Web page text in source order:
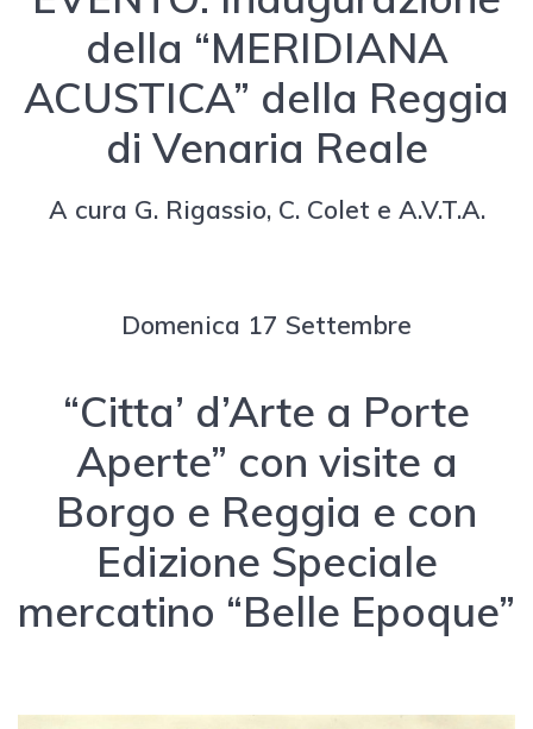
della “MERIDIANA
ACUSTICA” della Reggia
di Venaria Reale
A cura G. Rigassio, C. Colet e A.V.T.A.
Domenica 17 Settembre
“Citta’ d’Arte a Porte
Aperte” con visite a
Borgo e Reggia e con
Edizione Speciale
mercatino “Belle Epoque”